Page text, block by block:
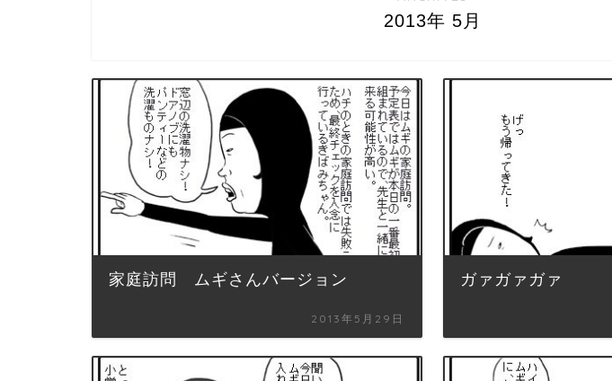
2013年 5月
家庭訪問 ムギさんバージョン
2013年5月29日
ガァガァガァ